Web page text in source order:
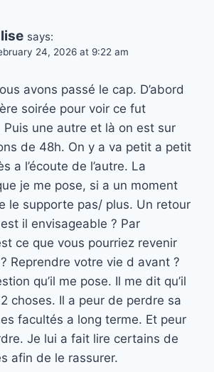
says:
24, 2026 at 9:22 am
avons passé le cap. D’abord
soirée pour voir ce fut
Puis une autre et là on est sur
de 48h. On y a va petit a petit
a l’écoute de l’autre. La
je me pose, si a un moment
le supporte pas/ plus. Un retour
il envisageable ? Par
ce que vous pourriez revenir
Reprendre votre vie d avant ?
qu’il me pose. Il me dit qu’il
choses. Il a peur de perdre sa
facultés a long terme. Et peur
Je lui a fait lire certains de
afin de le rassurer.